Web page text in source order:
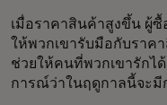
เมื่อราคาสินค้าสูงขึ้น ผู้
ให้พวกเขารับมือกับราค
ช่วยให้คนที่พวกเขารักไ
การณ์ว่าในฤดูกาลนี้จะ